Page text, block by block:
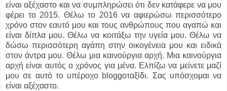
είναι αξέχαστο και να συμπληρώσει ότι δεν κατάφερε να μου
φέρει το 2015. Θέλω το 2016 να αφιερώσω περισσότερο
χρόνο στον εαυτό μου και τους ανθρώπους που αγαπώ και
είναι δίπλα μου. Θέλω να κοιτάξω την υγεία μου. Θέλω να
δώσω περισσότερη αγάπη στην οικογένεια μου και ειδικά
στον άντρα μου. Θέλω μια καινούργια αρχή. Μια καινούργια
αρχή είναι αυτός ο χρόνος για μένα. Ελπίζω να μείνετε μαζί
μου σε αυτό το υπέροχο bloggoταξίδι. Σας υπόσχομαι να
είναι αξέχαστο.